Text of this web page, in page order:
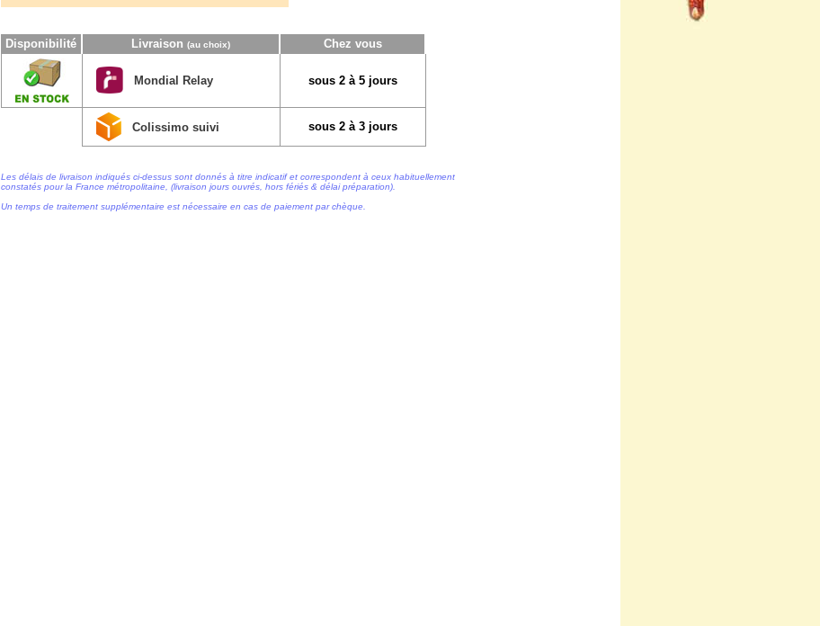
Disponibilité Livraison (au choix) Chez vous
Mondial Relay sous 2 à 5 jours
Colissimo suivi sous 2 à 3 jours
Les délais de livraison indiqués ci-dessus sont donnés à titre indicatif et correspondent à ceux habituellement
constatés pour la France métropolitaine, (livraison jours ouvrés, hors fériés & délai préparation).
Un temps de traitement supplémentaire est nécessaire en cas de paiement par chèque.